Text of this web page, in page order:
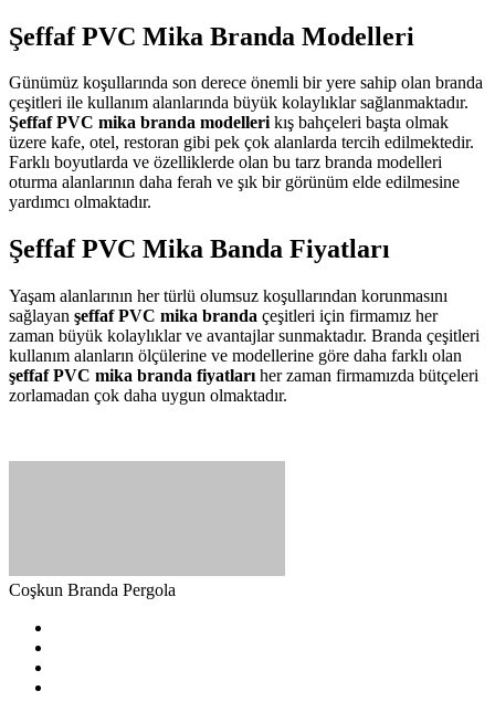
Şeffaf PVC Mika Branda Modelleri
Günümüz koşullarında son derece önemli bir yere sahip olan branda
çeşitleri ile kullanım alanlarında büyük kolaylıklar sağlanmaktadır.
Şeffaf PVC mika branda modellerikış bahçeleri başta olmak
üzere kafe, otel, restoran gibi pek çok alanlarda tercih edilmektedir.
Farklı boyutlarda ve özelliklerde olan bu tarz branda modelleri
oturma alanlarının daha ferah ve şık bir görünüm elde edilmesine
yardımcı olmaktadır.
Şeffaf PVC Mika Banda Fiyatları
Yaşam alanlarının her türlü olumsuz koşullarından korunmasını
sağlayan şeffaf PVC mika branda çeşitleri için firmamız her
zaman büyük kolaylıklar ve avantajlar sunmaktadır. Branda çeşitleri
kullanım alanların ölçülerine ve modellerine göre daha farklı olan
şeffaf PVC mika branda fiyatları her zaman firmamızda bütçeleri
zorlamadan çok daha uygun olmaktadır.
Coşkun Branda Pergola